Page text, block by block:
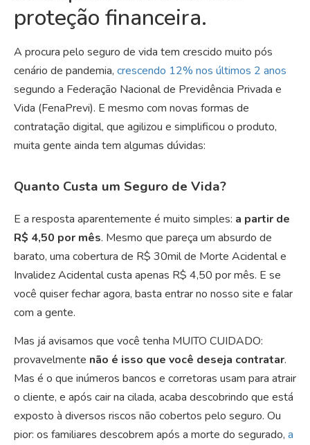
proteção financeira.
A procura pelo seguro de vida tem crescido muito pós
cenário de pandemia, crescendo 12% nos últimos 2 anos
segundo a Federação Nacional de Previdência Privada e
Vida (FenaPrevi). E mesmo com novas formas de
contratação digital, que agilizou e simplificou o produto,
muita gente ainda tem algumas dúvidas:
Quanto Custa um Seguro de Vida?
E a resposta aparentemente é muito simples: a partir de
R$ 4,50 por mês. Mesmo que pareça um absurdo de
barato, uma cobertura de R$ 30mil de Morte Acidental e
Invalidez Acidental custa apenas R$ 4,50 por mês. E se
você quiser fechar agora, basta entrar no nosso site e falar
com a gente.
Mas já avisamos que você tenha MUITO CUIDADO:
provavelmente não é isso que você deseja contratar.
Mas é o que inúmeros bancos e corretoras usam para atrair
o cliente, e após cair na cilada, acaba descobrindo que está
exposto à diversos riscos não cobertos pelo seguro. Ou
pior: os familiares descobrem após a morte do segurado, a